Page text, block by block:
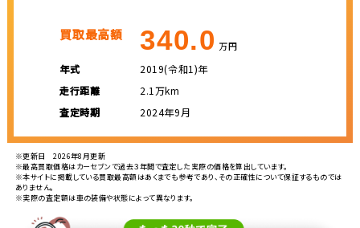
買取最高額 340.0 万円
年式
2019(令和1)年
走行距離
2.1万km
査定時期
2024年9月
※更新日 2026年8月更新
※最高買取価格はカーセブンで過去３年間で査定した実際の価格を算出しています。
※本サイトに掲載している買取最高額はあくまでも参考であり、その正確性について保証するものでは
ありません。
※実際の査定額は車の装備や状態によって異なります。